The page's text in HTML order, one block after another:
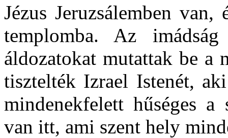
Jézus Jeruzsálemben
templomba. Az
áldozatokat mutattak be a
tisztelték Izrael Istenét,
mindenekfelett hűséges a
van itt, ami szent hely